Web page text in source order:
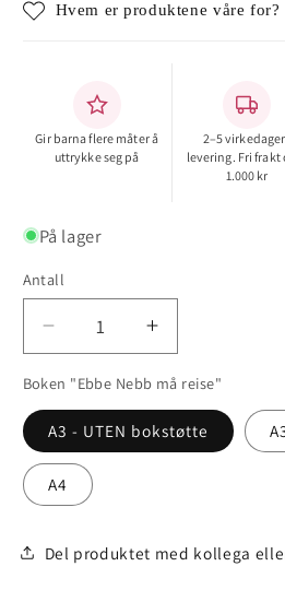
Hvem er produktene våre for?
Gir barna flere måter å
uttrykke seg på
2–5
levering. Fri frakt
1.000 kr
På lager
Antall
Antall
antallet
for
Boken
&quot;Ebbe
Nebb
må
reise&quot;
Øk
antallet
for
Boken
&quot;Ebbe
Boken "Ebbe Nebb må reise"
A3 - UTEN bokstøtte
A4
Del produktet med kollega